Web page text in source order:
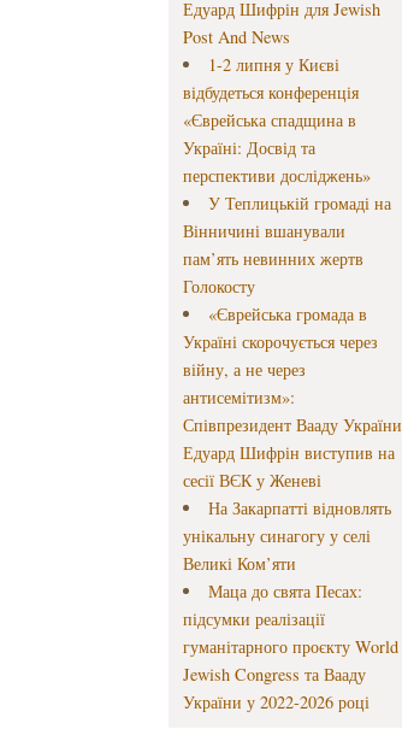
Едуард Шифрін для Jewish
Post And News
1-2 липня у Києві
відбудеться конференція
«Єврейська спадщина в
Україні: Досвід та
перспективи досліджень»
У Теплицькій громаді на
Вінничині вшанували
пам’ять невинних жертв
Голокосту
«Єврейська громада в
Україні скорочується через
війну, а не через
антисемітизм»:
Співпрезидент Вааду України
Едуард Шифрін виступив на
сесії ВЄК у Женеві
На Закарпатті відновлять
унікальну синагогу у селі
Великі Ком’яти
Маца до свята Песах:
підсумки реалізації
гуманітарного проєкту World
Jewish Congress та Вааду
України у 2022-2026 році